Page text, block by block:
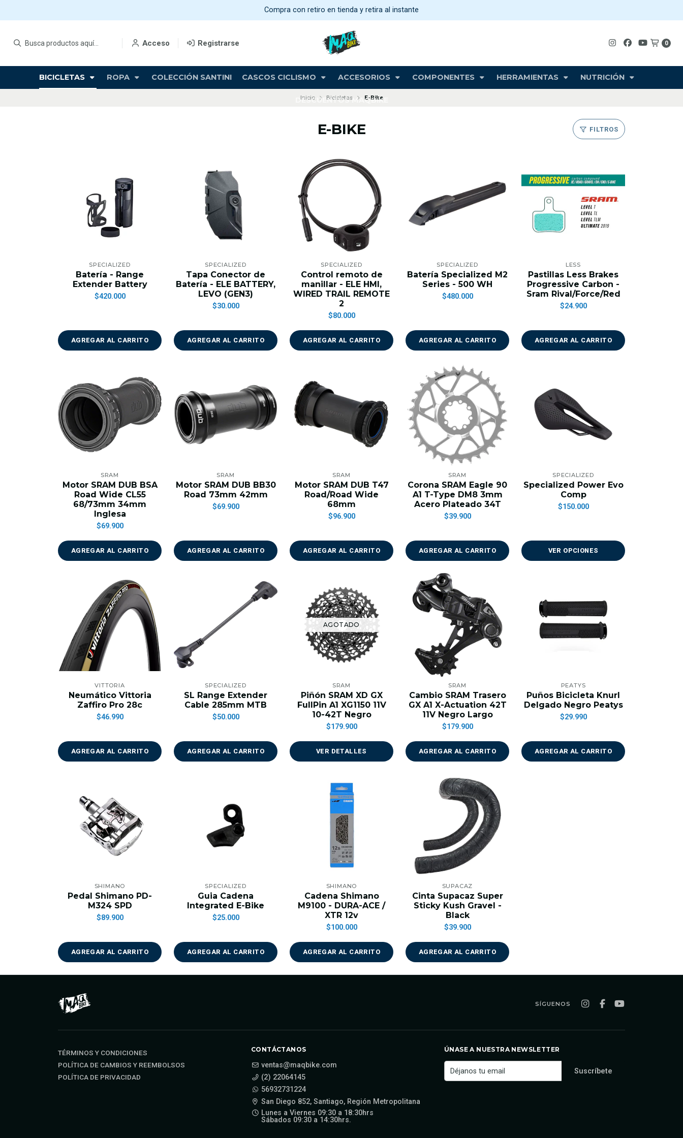
Acceso Registrarse 0
BICICLETAS ROPA COLECCIÓN SANTINI CASCOS CICLISMO ACCESORIOS COMPONENTES HERRAMIENTAS NUTRICIÓN
DESCUENTOS MAQBIKE
Compra con retiro en tienda y retira al instante
Inicio Bicicletas E-Bike
E-BIKE FILTROS
SPECIALIZED
Batería - Range
Extender Battery
$420.000
AGREGAR AL CARRITO
SPECIALIZED
Tapa Conector de
Batería - ELE BATTERY,
LEVO (GEN3)
$30.000
AGREGAR AL CARRITO
SPECIALIZED
Control remoto de
manillar - ELE HMI,
WIRED TRAIL REMOTE
2
$80.000
AGREGAR AL CARRITO
SPECIALIZED
Batería Specialized M2
Series - 500 WH
$480.000
AGREGAR AL CARRITO
LESS
Pastillas Less Brakes
Progressive Carbon -
Sram Rival/Force/Red
$24.900
AGREGAR AL CARRITO
SRAM
Motor SRAM DUB BSA
Road Wide CL55
68/73mm 34mm
Inglesa
$69.900
AGREGAR AL CARRITO
SRAM
Motor SRAM DUB BB30
Road 73mm 42mm
$69.900
AGREGAR AL CARRITO
SRAM
Motor SRAM DUB T47
Road/Road Wide
68mm
$96.900
AGREGAR AL CARRITO
SRAM
Corona SRAM Eagle 90
A1 T-Type DM8 3mm
Acero Plateado 34T
$39.900
AGREGAR AL CARRITO
SPECIALIZED
Specialized Power Evo
Comp
$150.000
VER OPCIONES
VITTORIA
Neumático Vittoria
Zaffiro Pro 28c
$46.990
AGREGAR AL CARRITO
SPECIALIZED
SL Range Extender
Cable 285mm MTB
$50.000
AGREGAR AL CARRITO
AGOTADO
SRAM
Piñón SRAM XD GX
FullPin A1 XG1150 11V
10-42T Negro
$179.900
VER DETALLES
SRAM
Cambio SRAM Trasero
GX A1 X-Actuation 42T
11V Negro Largo
$179.900
AGREGAR AL CARRITO
PEATYS
Puños Bicicleta Knurl
Delgado Negro Peatys
$29.990
AGREGAR AL CARRITO
SHIMANO
Pedal Shimano PD-
M324 SPD
$89.900
AGREGAR AL CARRITO
SPECIALIZED
Guia Cadena
Integrated E-Bike
$25.000
AGREGAR AL CARRITO
SHIMANO
Cadena Shimano
M9100 - DURA-ACE /
XTR 12v
$100.000
AGREGAR AL CARRITO
SUPACAZ
Cinta Supacaz Super
Sticky Kush Gravel -
Black
$39.900
AGREGAR AL CARRITO
SÍGUENOS
TÉRMINOS Y CONDICIONES
POLÍTICA DE CAMBIOS Y REEMBOLSOS
POLÍTICA DE PRIVACIDAD
CONTÁCTANOS
ventas@maqbike.com
(2) 22064145
56932731224
San Diego 852, Santiago, Región Metropolitana
Lunes a Viernes 09:30 a 18:30hrs
Sábados 09:30 a 14:30hrs.
ÚNASE A NUESTRA NEWSLETTER